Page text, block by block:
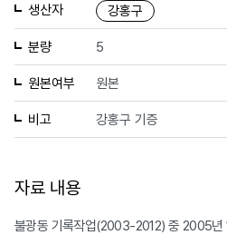
생산자 강홍구
분량 5
원본여부 원본
비고 강홍구 기증
자료 내용
불광동 기록작업(2003-2012) 중 2005년